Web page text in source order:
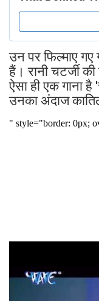
उन पर फिल्माए
हैं। रानी चटर्जी
ऐसा ही एक गाना है
उनका अंदाज